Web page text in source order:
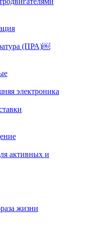
(ПРА)￼
электроника
активных и
жизни